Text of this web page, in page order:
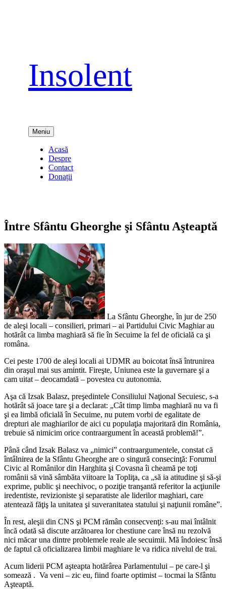
Insolent
Meniu
Acasă
Despre
Contact
Donații
Între Sfântu Gheorghe şi Sfântu Aşteaptă
La Sfântu Gheorghe, în jur de 250
de aleşi locali – consilieri, primari – ai Partidului Civic Maghiar au
hotărât ca limba maghiară să fie în Secuime la fel de oficială ca şi
româna.
Cei peste 1700 de aleşi locali ai UDMR au boicotat însă întrunirea
din oraşul mai sus amintit. Fireşte, Uniunea este la guvernare şi a
cam uitat – deocamdată – povestea cu autonomia.
Aşa că Izsak Balasz, preşedintele Consiliului Naţional Secuiesc, s-a
hotărât să joace tare şi a declarat: „Cât timp limba maghiară nu va fi
şi ea limbă oficială în Secuime, nu putem vorbi de egalitate de
drepturi ale maghiarilor de aici cu populaţia majoritară din România,
trebuie să nimicim orice contraargument în această problemă!”.
Până când Izsak Balasz va „nimici” contraargumentele, constat că
întâlnirea de la Sfântu Gheorghe are o singură consecinţă: Forumul
Civic al Românilor din Harghita şi Covasna îi cheamă pe toţi
românii să vină sâmbăta viitoare la Topliţa, ca „să ia atitudine şi să-şi
exprime, public şi neechivoc, o poziţie tranşantă referitor la acţiunile
iredentiste, revizioniste şi separatiste ale liderilor maghiari, care
atentează făţiş la unitatea şi suveranitatea statului şi naţiunii române”.
În rest, aleşii din CNS şi PCM rămân consecvenţi: s-au mai întâlnit
încă odată să discute arzătoarea lor chestiune care însă nu rezolvă
nici măcar una dintre problemele reale ale secuimii. Mă îndoiesc însă
de faptul că oficializarea limbii maghiare le va ridica nivelul de trai.
Acum liderii PCM aşteapta hotărârea Parlamentului – pe care-l şi
somează . Va veni – zic eu, fiind foarte optimist – tocmai la Sfântu
Aşteaptă.